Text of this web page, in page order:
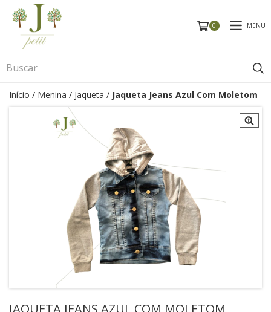
0 MENU
Início / Menina / Jaqueta / Jaqueta Jeans Azul Com Moletom